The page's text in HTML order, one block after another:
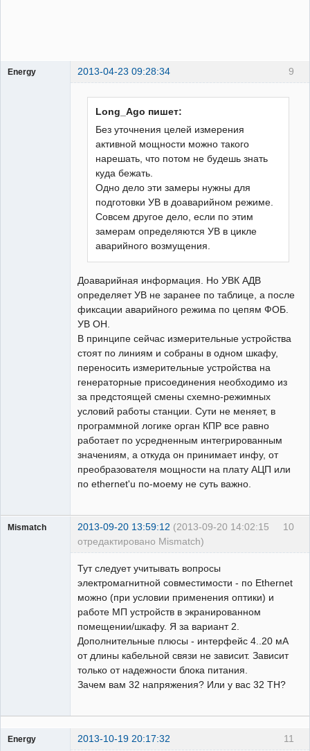
9
Energy 2013-04-23 09:28:34
Long_Ago пишет:
Без уточнения целей измерения
активной мощности можно такого
нарешать, что потом не будешь знать
куда бежать.
Одно дело эти замеры нужны для
подготовки УВ в доаварийном режиме.
Совсем другое дело, если по этим
замерам определяются УВ в цикле
аварийного возмущения.
Доаварийная информация. Но УВК АДВ
определяет УВ не заранее по таблице, а после
фиксации аварийного режима по цепям ФОБ.
УВ ОН.
В принципе сейчас измерительные устройства
стоят по линиям и собраны в одном шкафу,
переносить измерительные устройства на
генераторные присоединения необходимо из
за предстоящей смены схемно-режимных
условий работы станции. Сути не меняет, в
программной логике орган КПР все равно
работает по усредненным интегрированным
значениям, а откуда он принимает инфу, от
преобразователя мощности на плату АЦП или
по ethernet'u по-моему не суть важно.
10
Mismatch 2013-09-20 13:59:12 (2013-09-20 14:02:15
отредактировано Mismatch)
Тут следует учитывать вопросы
электромагнитной совместимости - по Ethernet
можно (при условии применения оптики) и
работе МП устройств в экранированном
помещении/шкафу. Я за вариант 2.
Дополнительные плюсы - интерфейс 4..20 мА
от длины кабельной связи не зависит. Зависит
только от надежности блока питания.
Зачем вам 32 напряжения? Или у вас 32 ТН?
11
Energy 2013-10-19 20:17:32